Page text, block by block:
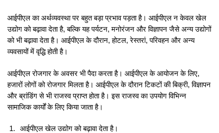
आईपीएल का अर्थव्यवस्था पर बहुत बड़ा प्रभाव पड़ता है। आईपीएल न केवल खेल
उद्योग को बढ़ावा देता है, बल्कि यह पर्यटन, मनोरंजन और विज्ञापन जैसे अन्य उद्योगों
को भी बढ़ावा देता है। आईपीएल के दौरान, होटल, रेस्तरां, परिवहन और अन्य
व्यवसायों में वृद्धि होती है।
आईपीएल रोजगार के अवसर भी पैदा करता है। आईपीएल के आयोजन के लिए,
हजारों लोगों को रोजगार मिलता है। आईपीएल के दौरान टिकटों की बिक्री, विज्ञापन
और ब्रांडिंग से भी राजस्व प्राप्त होता है। इस राजस्व का उपयोग विभिन्न
सामाजिक कार्यों के लिए किया जाता है।
आईपीएल खेल उद्योग को बढ़ावा देता है।